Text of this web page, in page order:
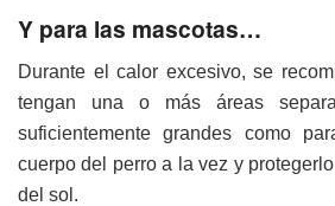
Y para las mascotas…
Durante el calor excesivo, se
tengan una o más áreas
suficientemente grandes como
cuerpo del perro a la vez y
del sol.